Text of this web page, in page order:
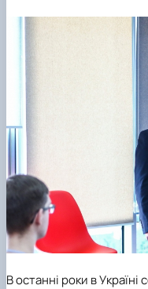
В останні роки в